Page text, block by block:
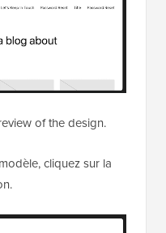
of the design.
cliquez sur la